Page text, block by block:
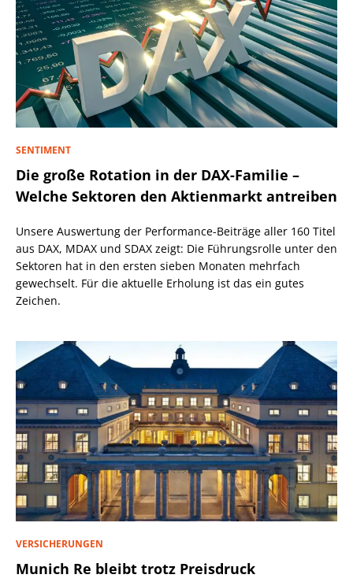
SENTIMENT
Die große Rotation in der DAX-Familie –
Welche Sektoren den Aktienmarkt antreiben
Unsere Auswertung der Performance-Beiträge aller 160 Titel
aus DAX, MDAX und SDAX zeigt: Die Führungsrolle unter den
Sektoren hat in den ersten sieben Monaten mehrfach
gewechselt. Für die aktuelle Erholung ist das ein gutes
Zeichen.
VERSICHERUNGEN
Munich Re bleibt trotz Preisdruck